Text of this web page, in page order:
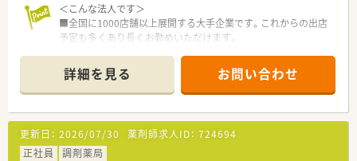
＜こんな法人です＞
■全国に1000店舗以上展開する大手企業です。これからの出店
予定も多くあり長くお勤めいただけます。
針なので、じっくりと患者様対応が可能
■業務に繋がると認められた外部研修等は、研修費を会社負担に
て受講が可能です
■他社の調剤併設企業ですと調剤室内の業務等に限定されるケ
ースもあるが、同社では自由にドラッグエリアで就業する事が可
能です
■8年連続で「顧客満足度ナンバー1」に輝いています。
詳細を見る お問い合わせ
更新日： 2026/07/30 薬剤師求人ID： 724694
正社員
調剤薬局